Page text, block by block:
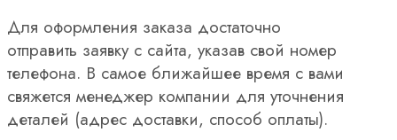
Для оформления заказа достаточно
отправить заявку с сайта, указав свой номер
телефона. В самое ближайшее время с вами
свяжется менеджер компании для уточнения
деталей (адрес доставки, способ оплаты).